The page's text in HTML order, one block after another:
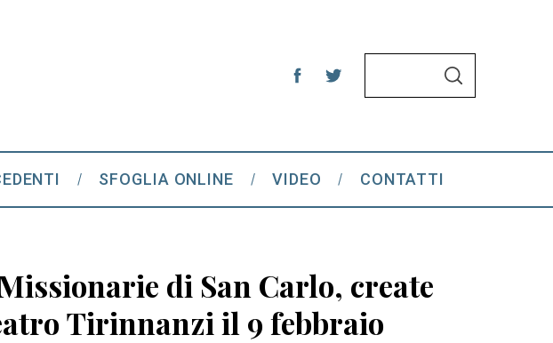
h
f
:
S
SFOGLIA ONLINE VIDEO CONTATTI
di San Carlo, create
Tirinnanzi il 9 febbraio